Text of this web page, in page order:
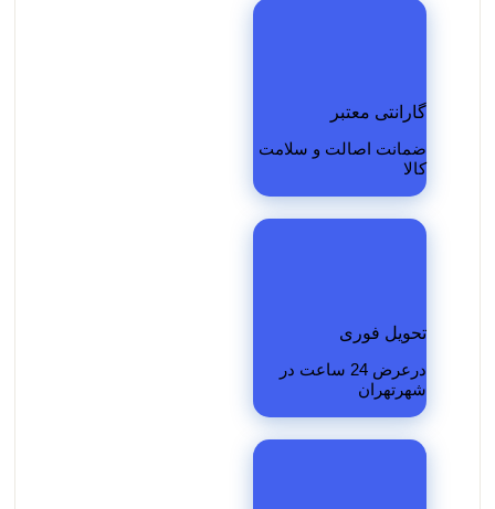
گارانتی معتبر
ضمانت اصالت و سلامت
تحویل فوری
درعرض 24 ساعت در
شهرتهران